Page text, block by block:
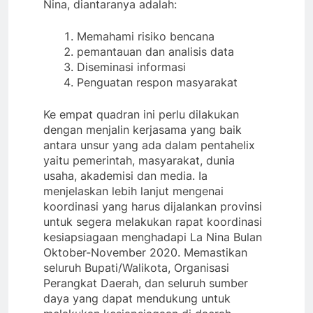
Nina, diantaranya adalah:
Memahami risiko bencana
pemantauan dan analisis data
Diseminasi informasi
Penguatan respon masyarakat
Ke empat quadran ini perlu dilakukan
dengan menjalin kerjasama yang baik
antara unsur yang ada dalam pentahelix
yaitu pemerintah, masyarakat, dunia
usaha, akademisi dan media. Ia
menjelaskan lebih lanjut mengenai
koordinasi yang harus dijalankan provinsi
untuk segera melakukan rapat koordinasi
kesiapsiagaan menghadapi La Nina Bulan
Oktober-November 2020. Memastikan
seluruh Bupati/Walikota, Organisasi
Perangkat Daerah, dan seluruh sumber
daya yang dapat mendukung untuk